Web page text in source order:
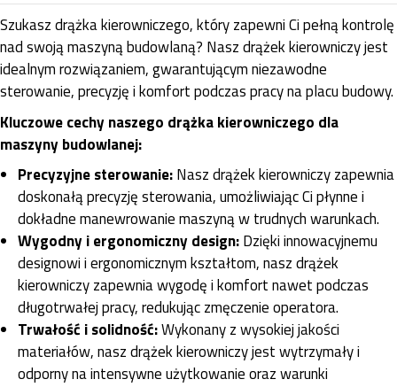
Szukasz drążka kierowniczego, który zapewni Ci pełną kontrolę
nad swoją maszyną budowlaną? Nasz drążek kierowniczy jest
idealnym rozwiązaniem, gwarantującym niezawodne
sterowanie, precyzję i komfort podczas pracy na placu budowy.
Kluczowe cechy naszego drążka kierowniczego dla
maszyny budowlanej:
Precyzyjne sterowanie:Nasz drążek kierowniczy zapewnia
doskonałą precyzję sterowania, umożliwiając Ci płynne i
dokładne manewrowanie maszyną w trudnych warunkach.
Wygodny i ergonomiczny design:Dzięki innowacyjnemu
designowi i ergonomicznym kształtom, nasz drążek
kierowniczy zapewnia wygodę i komfort nawet podczas
długotrwałej pracy, redukując zmęczenie operatora.
Trwałość i solidność:Wykonany z wysokiej jakości
materiałów, nasz drążek kierowniczy jest wytrzymały i
odporny na intensywne użytkowanie oraz warunki